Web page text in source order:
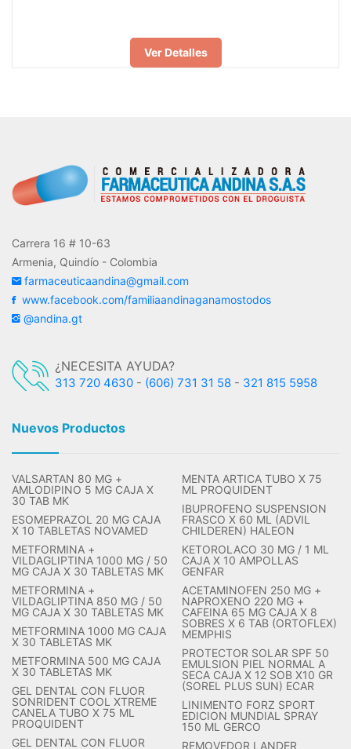
Carrera 16 # 10-63
Armenia, Quindío - Colombia
farmaceuticaandina@gmail.com
www.facebook.com/familiaandinaganamostodos
@andina.gt
¿NECESITA AYUDA?
313 720 4630 - (606) 731 31 58 - 321 815 5958
Nuevos Productos
VALSARTAN 80 MG +
AMLODIPINO 5 MG CAJA X
30 TAB MK
ESOMEPRAZOL 20 MG CAJA
X 10 TABLETAS NOVAMED
METFORMINA +
VILDAGLIPTINA 1000 MG / 50
MG CAJA X 30 TABLETAS MK
METFORMINA +
VILDAGLIPTINA 850 MG / 50
MG CAJA X 30 TABLETAS MK
METFORMINA 1000 MG CAJA
X 30 TABLETAS MK
METFORMINA 500 MG CAJA
X 30 TABLETAS MK
GEL DENTAL CON FLUOR
SONRIDENT COOL XTREME
CANELA TUBO X 75 ML
PROQUIDENT
GEL DENTAL CON FLUOR
MENTA ARTICA TUBO X 75
ML PROQUIDENT
IBUPROFENO SUSPENSION
FRASCO X 60 ML (ADVIL
CHILDEREN) HALEON
KETOROLACO 30 MG / 1 ML
CAJA X 10 AMPOLLAS
GENFAR
ACETAMINOFEN 250 MG +
NAPROXENO 220 MG +
CAFEINA 65 MG CAJA X 8
SOBRES X 6 TAB (ORTOFLEX)
MEMPHIS
PROTECTOR SOLAR SPF 50
EMULSION PIEL NORMAL A
SECA CAJA X 12 SOB X10 GR
(SOREL PLUS SUN) ECAR
LINIMENTO FORZ SPORT
EDICION MUNDIAL SPRAY
150 ML GERCO
REMOVEDOR LANDER